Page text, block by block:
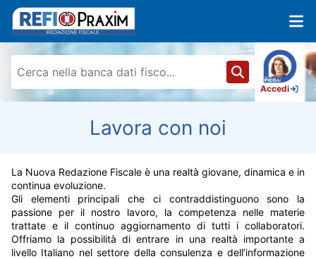
Accedi
Lavora con noi
La Nuova Redazione Fiscale è una realtà giovane, dinamica e in
continua evoluzione.
Gli elementi principali che ci contraddistinguono sono la
passione per il nostro lavoro, la competenza nelle materie
trattate e il continuo aggiornamento di tutti i collaboratori.
Offriamo la possibilità di entrare in una realtà importante a
livello Italiano nel settore della consulenza e dell’informazione